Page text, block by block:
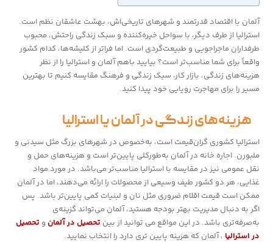
آلمان با اقتصاد قدرتمند و شهرهای تاریخی‌اش، بهشت عاشقان نظم است.
استرالیا از طرف دیگر، با سواحل خیره‌کننده و سبک زندگی راحتش، محبوب
طرفداران ماجراجویی و طبیعت‌گردی ا‌ست. اما فراتر از کلیشه‌ها، کدام کشور
واقعاً برای شما مناسب‌تر است؟ بیایید باهم آلمان و استرالیا را از نظر
هزینه‌های زندگی، بازار کار، سبک زندگی و فرهنگ مقایسه کنیم تا بهترین
مسیر را برای مهاجرت رویایی خود پیدا کنید.
هزینه‌های زندگی در آلمان یا استرالیا
استرالیا کشوری گران‌قیمت است، به‌خصوص در شهرهای بزرگ مثل سیدنی و
ملبورن. اجاره خانه در آلمان به‌طورکلی پایین‌تر است و هزینه‌های حمل و
نقل عمومی نیز در مقایسه با استرالیا مناسب‌تر می‌باشد. در مورد مواد
غذایی، هر دو کشور طیف وسیعی از محصولات را ارائه می‌دهند، اما در آلمان
ممکن است قیمت اقلام ضروری مثل نان و لبنیات کمی پایین‌تر باشد. پس
اگر به دنبال مدیریت بهتر بودجه هستید، آلمان می‌تواند گزینه‌ی
به‌صرفه‌تری باشد. در این مواقع می توانید از بین تحصیل در آلمان و تحصیل
در استرالیا ، آلمان که هزینه پایین تری دارد را انتخاب نمایید.